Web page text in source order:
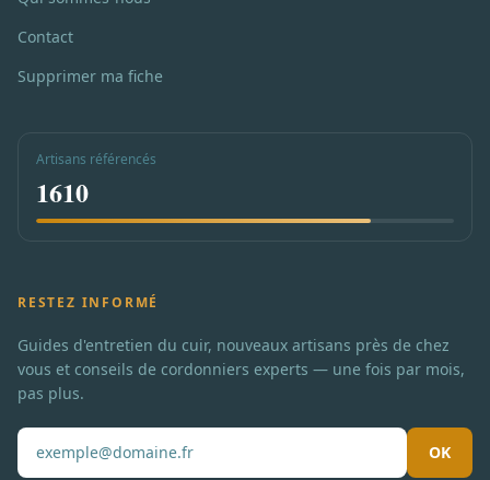
Contact
Supprimer ma fiche
Artisans référencés
1610
RESTEZ INFORMÉ
Guides d'entretien du cuir, nouveaux artisans près de chez
vous et conseils de cordonniers experts — une fois par mois,
pas plus.
OK